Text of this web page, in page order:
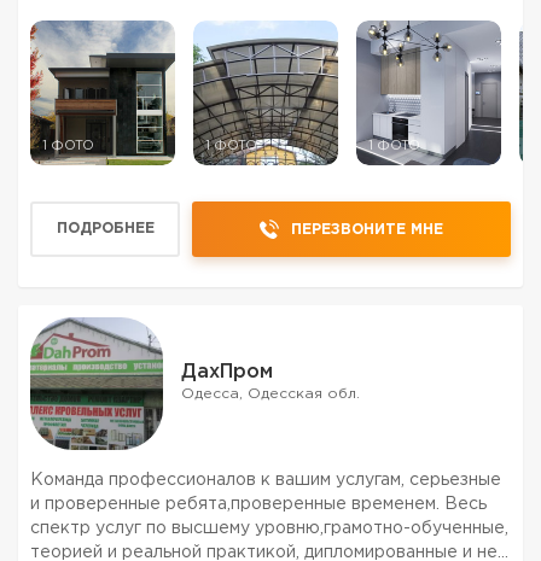
индивидуальный подход, гарантия качества. На рынке
ремонтно-стро...
1 ФОТО 1 ФОТО 1 ФОТО
ПОДРОБНЕЕ ПЕРЕЗВОНИТЕ МНЕ
ДахПром
Одесса, Одесская обл.
Команда профессионалов к вашим услугам, серьезные
и проверенные ребята,проверенные временем. Весь
спектр услуг по высшему уровню,грамотно-обученные,
теорией и реальной практикой, дипломированные и не